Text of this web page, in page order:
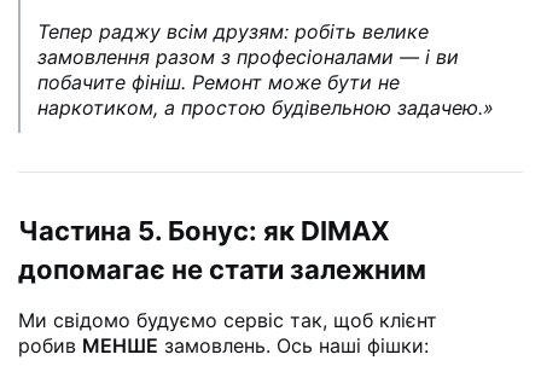
Тепер раджу всім друзям: робіть велике
замовлення разом з професіоналами — і ви
побачите фініш. Ремонт може бути не
наркотиком, а простою будівельною задачею.»
Частина 5. Бонус: як DIMAX
допомагає не стати залежним
Ми свідомо будуємо сервіс так, щоб клієнт
робив МЕНШЕ замовлень. Ось наші фішки: